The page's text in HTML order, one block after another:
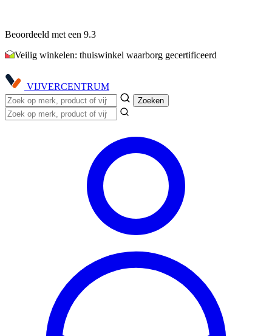
Beoordeeld met een 9.3
Veilig winkelen: thuiswinkel waarborg gecertificeerd
VIJVERCENTRUM
Zoeken